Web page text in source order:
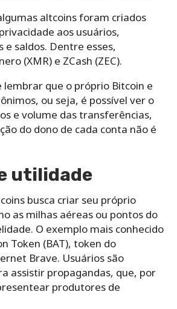
altcoins foram criados
aos usuários,
e saldos. Dentre esses,
(XMR) e ZCash (ZEC).
lembrar que o próprio Bitcoin e
ou seja, é possível ver o
e volume das transferências,
do dono de cada conta não é
utilidade
busca criar seu próprio
as milhas aéreas ou pontos do
O exemplo mais conhecido
Token (BAT), token do
Brave. Usuários são
assistir propagandas, que, por
produtores de